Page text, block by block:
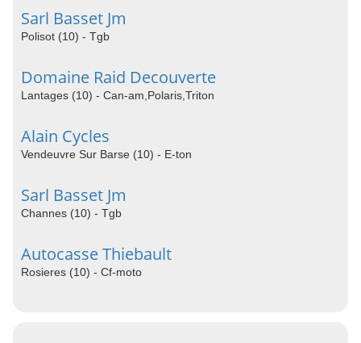
Sarl Basset Jm
Polisot (10) - Tgb
Domaine Raid Decouverte
Lantages (10) - Can-am,Polaris,Triton
Alain Cycles
Vendeuvre Sur Barse (10) - E-ton
Sarl Basset Jm
Channes (10) - Tgb
Autocasse Thiebault
Rosieres (10) - Cf-moto